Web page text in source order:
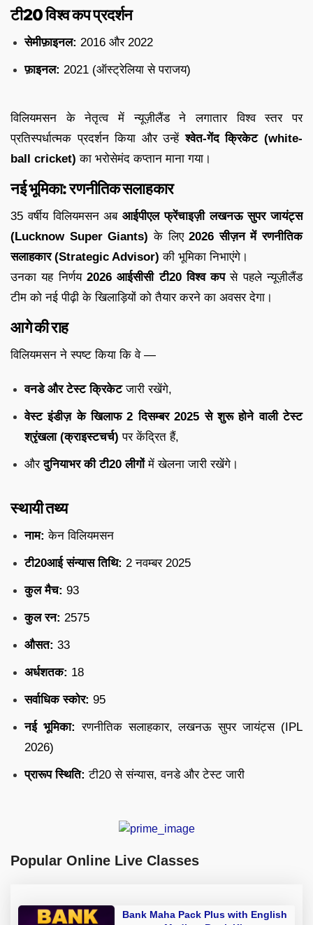
टी20 विश्व कप प्रदर्शन
सेमीफ़ाइनल: 2016 और 2022
फ़ाइनल: 2021 (ऑस्ट्रेलिया से पराजय)
विलियमसन के नेतृत्व में न्यूज़ीलैंड ने लगातार विश्व स्तर पर
प्रतिस्पर्धात्मक प्रदर्शन किया और उन्हेंश्वेत-गेंद क्रिकेट (white-
ball cricket) का भरोसेमंद कप्तान माना गया।
नई भूमिका: रणनीतिक सलाहकार
35 वर्षीय विलियमसन अब आईपीएल फ्रेंचाइज़ी लखनऊ सुपर जायंट्स
(Lucknow Super Giants) के लिए2026 सीज़न में रणनीतिक
सलाहकार (Strategic Advisor) की भूमिका निभाएंगे।
उनका यह निर्णय 2026 आईसीसी टी20 विश्व कपसे पहले न्यूज़ीलैंड
टीम को नई पीढ़ी के खिलाड़ियों को तैयार करने का अवसर देगा।
आगे की राह
विलियमसन ने स्पष्ट किया कि वे —
वनडे और टेस्ट क्रिकेटजारी रखेंगे,
वेस्ट इंडीज़ के खिलाफ 2 दिसम्बर 2025 से शुरू होने वाली टेस्ट
श्रृंखला (क्राइस्टचर्च) पर केंद्रित हैं,
औरदुनियाभर की टी20 लीगोंमें खेलना जारी रखेंगे।
स्थायी तथ्य
नाम: केन विलियमसन
टी20आई संन्यास तिथि: 2 नवम्बर 2025
कुल मैच: 93
कुल रन: 2575
औसत: 33
अर्धशतक: 18
सर्वाधिक स्कोर: 95
नई भूमिका: रणनीतिक सलाहकार, लखनऊ सुपर जायंट्स (IPL
2026)
प्रारूप स्थिति: टी20 से संन्यास, वनडे और टेस्ट जारी
Popular Online Live Classes
Bank Maha Pack Plus with English